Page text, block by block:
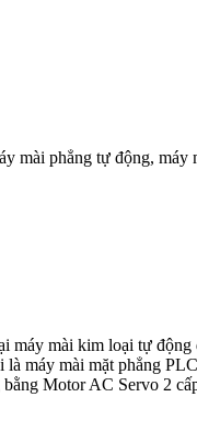
mài phẳng tự động,
mài kim loại tự
máy mài mặt phẳng
Motor AC Servo 2